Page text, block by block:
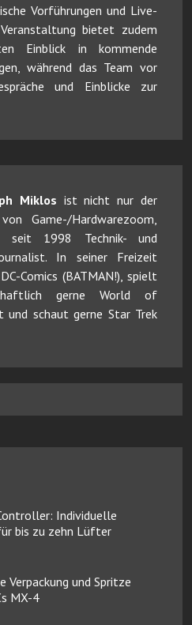
Vorführungen und Live-
bietet zudem
Einblick in kommende
während das Team vor
und Einblicke zur
Miklos ist nicht nur der
von Game-/Hardwarezoom,
seit 1998 Technik- und
In seiner Freizeit
Comics (BATMAN!), spielt
gerne World of
und schaut gerne Star Trek
Individuelle
bis zu zehn Lüfter
Verpackung und Spritze
MX-4